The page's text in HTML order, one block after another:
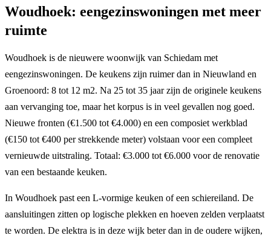
Woudhoek: eengezinswoningen met meer
ruimte
Woudhoek is de nieuwere woonwijk van Schiedam met
eengezinswoningen. De keukens zijn ruimer dan in Nieuwland en
Groenoord: 8 tot 12 m2. Na 25 tot 35 jaar zijn de originele keukens
aan vervanging toe, maar het korpus is in veel gevallen nog goed.
Nieuwe fronten (€1.500 tot €4.000) en een composiet werkblad
(€150 tot €400 per strekkende meter) volstaan voor een compleet
vernieuwde uitstraling. Totaal: €3.000 tot €6.000 voor de renovatie
van een bestaande keuken.
In Woudhoek past een L-vormige keuken of een schiereiland. De
aansluitingen zitten op logische plekken en hoeven zelden verplaatst
te worden. De elektra is in deze wijk beter dan in de oudere wijken,